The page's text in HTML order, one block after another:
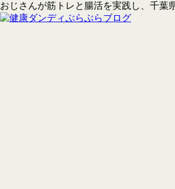
おじさんが筋トレと腸活を実践し、千葉